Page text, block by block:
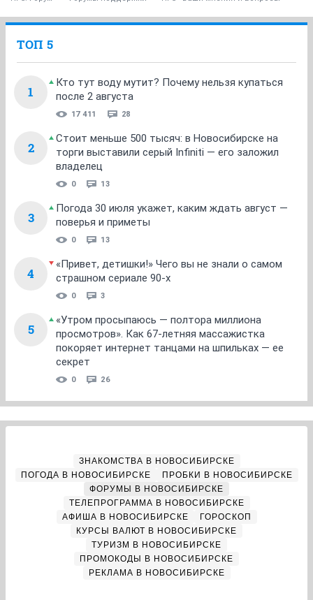
ТОП 5
1
Кто тут воду мутит? Почему нельзя купаться
после 2 августа
17 411 28
2
Стоит меньше 500 тысяч: в Новосибирске на
торги выставили серый Infiniti — его заложил
владелец
0 13
3
Погода 30 июля укажет, каким ждать август —
поверья и приметы
0 13
4
«Привет, детишки!» Чего вы не знали о самом
страшном сериале 90-х
0 3
5
«Утром просыпаюсь — полтора миллиона
просмотров». Как 67-летняя массажистка
покоряет интернет танцами на шпильках — ее
секрет
0 26
ЗНАКОМСТВА В НОВОСИБИРСКЕ
ПОГОДА В НОВОСИБИРСКЕ
ПРОБКИ В НОВОСИБИРСКЕ
ФОРУМЫ В НОВОСИБИРСКЕ
ТЕЛЕПРОГРАММА В НОВОСИБИРСКЕ
АФИША В НОВОСИБИРСКЕ
ГОРОСКОП
КУРСЫ ВАЛЮТ В НОВОСИБИРСКЕ
ТУРИЗМ В НОВОСИБИРСКЕ
ПРОМОКОДЫ В НОВОСИБИРСКЕ
РЕКЛАМА В НОВОСИБИРСКЕ